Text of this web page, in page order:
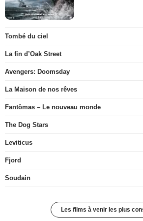
Tombé du ciel
La fin d’Oak Street
Avengers: Doomsday
La Maison de nos rêves
Fantômas – Le nouveau monde
The Dog Stars
Leviticus
Fjord
Soudain
Les films à venir les plus